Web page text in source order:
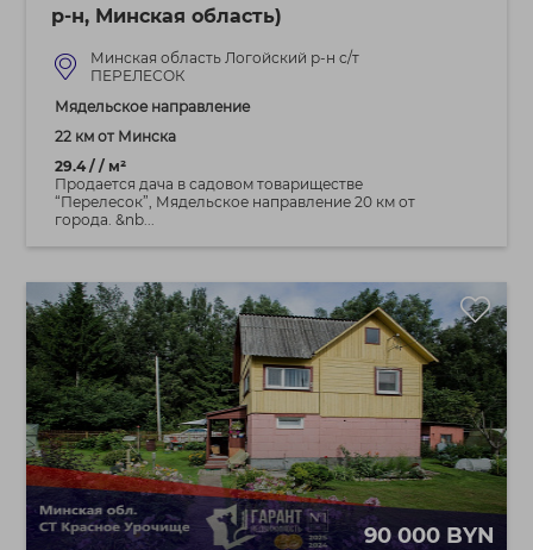
р-н, Минская область)
Минская область Логойский р-н с/т
ПЕРЕЛЕСОК
Мядельское направление
22 км от Минска
29.4 / / м²
Продается дача в садовом товариществе
“Перелесок”, Мядельское направление 20 км от
города. &nb...
90 000 BYN